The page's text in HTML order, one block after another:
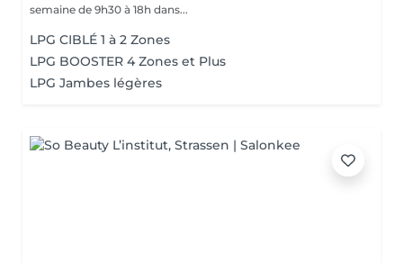
semaine de 9h30 à 18h dans...
LPG CIBLÉ 1 à 2 Zones
LPG BOOSTER 4 Zones et Plus
LPG Jambes légères